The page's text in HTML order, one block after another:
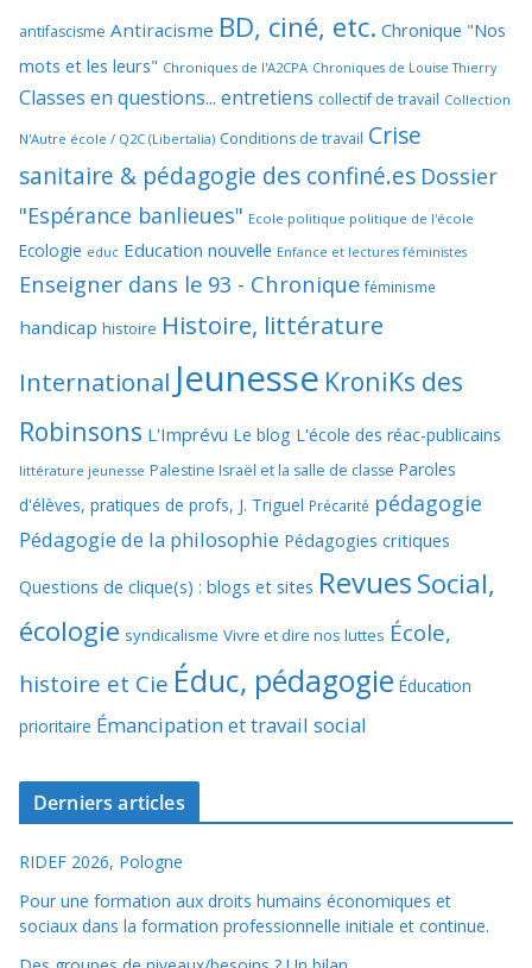
antifascisme Antiracisme BD, ciné, etc. Chronique "Nos
mots et les leurs" Chroniques de l'A2CPA Chroniques de Louise Thierry
Classes en questions... entretiens collectif de travail Collection
N'Autre école / Q2C (Libertalia) Conditions de travail Crise
sanitaire & pédagogie des confiné.es Dossier
"Espérance banlieues" Ecole politique politique de l'école
Ecologie educ Education nouvelle Enfance et lectures féministes
Enseigner dans le 93 - Chronique féminisme
handicap histoire Histoire, littérature
International Jeunesse KroniKs des
Robinsons L'Imprévu Le blog L'école des réac-publicains
littérature jeunesse Palestine Israël et la salle de classe Paroles
d'élèves, pratiques de profs, J. Triguel Précarité pédagogie
Pédagogie de la philosophie Pédagogies critiques
Questions de clique(s) : blogs et sites RevuesSocial,
écologie syndicalisme Vivre et dire nos luttes École,
histoire et Cie Éduc, pédagogie Éducation
prioritaire Émancipation et travail social
Derniers articles
RIDEF 2026, Pologne
Pour une formation aux droits humains économiques et
sociaux dans la formation professionnelle initiale et continue.